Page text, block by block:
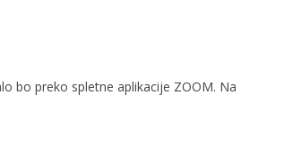
bo preko spletne aplikacije ZOOM. Na